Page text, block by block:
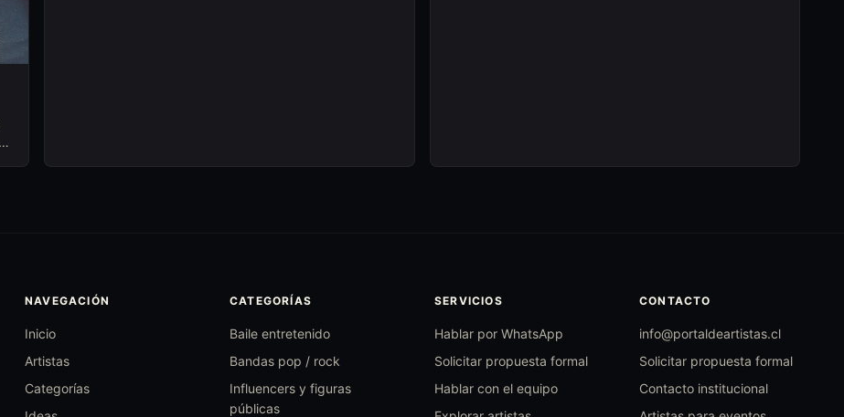
NAVEGACIÓN
Inicio
Artistas
Categorías
CATEGORÍAS
Baile entretenido
Bandas pop / rock
Influencers y figuras
públicas
SERVICIOS
Hablar por WhatsApp
Solicitar propuesta formal
Hablar con el equipo
CONTACTO
info@portaldeartistas.cl
Solicitar propuesta formal
Contacto institucional